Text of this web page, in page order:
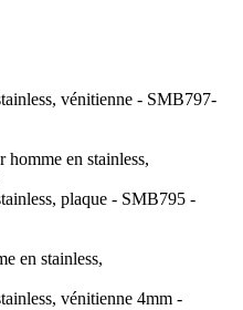
homme en stainless,
en stainless,